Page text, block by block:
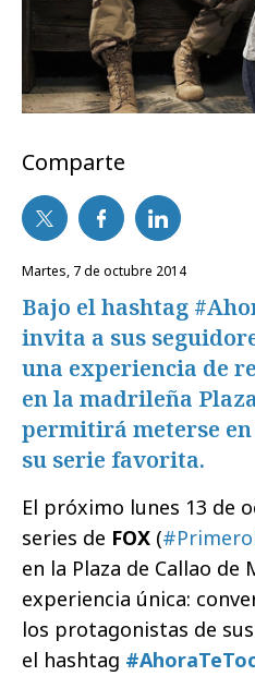
Comparte
martes, 7 de octubre 2014
Bajo el hashtag
invita a sus
una experiencia de
en la madrileña
permitirá meterse en
su serie favorita.
El próximo lunes 13 de
series de FOX (
en la Plaza de Callao
experiencia única:
los protagonistas de
el hashtag